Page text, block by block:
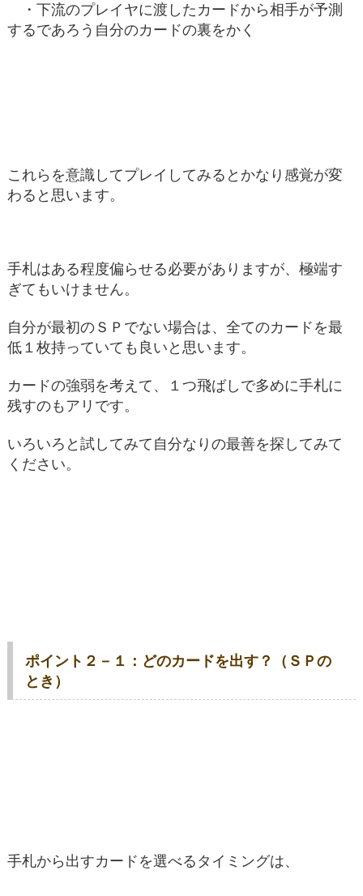
・下流のプレイヤに渡したカードから相手が予測
するであろう自分のカードの裏をかく
これらを意識してプレイしてみるとかなり感覚が変
わると思います。
手札はある程度偏らせる必要がありますが、極端す
ぎてもいけません。
自分が最初のＳＰでない場合は、全てのカードを最
低１枚持っていても良いと思います。
カードの強弱を考えて、１つ飛ばしで多めに手札に
残すのもアリです。
いろいろと試してみて自分なりの最善を探してみて
ください。
ポイント２－１：どのカードを出す？（ＳＰの
とき）
手札から出すカードを選べるタイミングは、